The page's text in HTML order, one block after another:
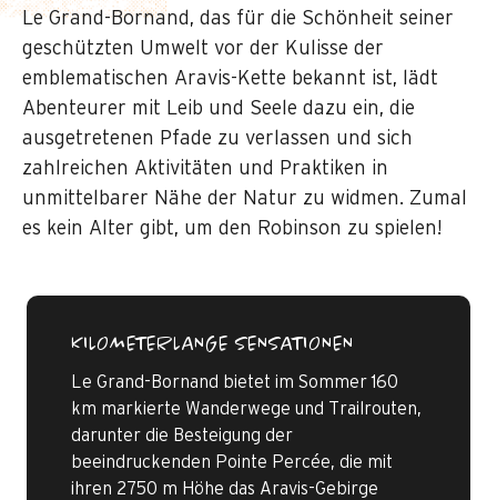
Le Grand-Bornand, das für die Schönheit seiner
geschützten Umwelt vor der Kulisse der
emblematischen Aravis-Kette bekannt ist, lädt
Abenteurer mit Leib und Seele dazu ein, die
ausgetretenen Pfade zu verlassen und sich
zahlreichen Aktivitäten und Praktiken in
unmittelbarer Nähe der Natur zu widmen. Zumal
es kein Alter gibt, um den Robinson zu spielen!
KILOMETERLANGE SENSATIONEN
Le Grand-Bornand bietet im Sommer 160
km markierte Wanderwege und Trailrouten,
darunter die Besteigung der
beeindruckenden Pointe Percée, die mit
ihren 2750 m Höhe das Aravis-Gebirge